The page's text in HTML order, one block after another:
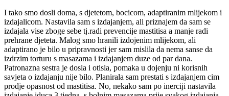
I tako smo dosli doma, s djetetom, bocicom, adaptiranim mlijekom i
izdajalicom. Nastavila sam s izdajanjem, ali priznajem da sam se
izdajala vise zboge sebe tj.radi prevencije mastitisa a manje radi
prehrane djeteta. Malog smo hranili izdojenim mlijekom, ali
adaptirano je bilo u pripravnosti jer sam mislila da nema sanse da
izdrzim torturu s masazama i izdajanjem duze od par dana.
Patronazna sestra je dosla i otisla, pomaka u dojenju ni korisnih
savjeta o izdajanju nije bilo. Planirala sam prestati s izdajanjem cim
prodje opasnost od mastitisa. No, nekako sam po inerciji nastavila